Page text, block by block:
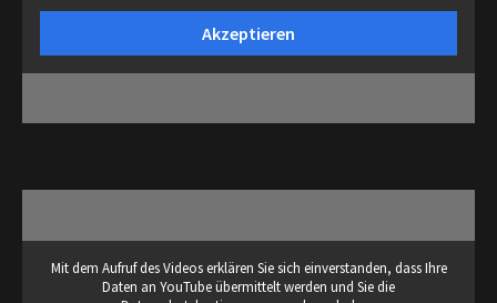
Akzeptieren
Mit dem Aufruf des Videos erklären Sie sich einverstanden, dass Ihre
Daten an YouTube übermittelt werden und Sie die